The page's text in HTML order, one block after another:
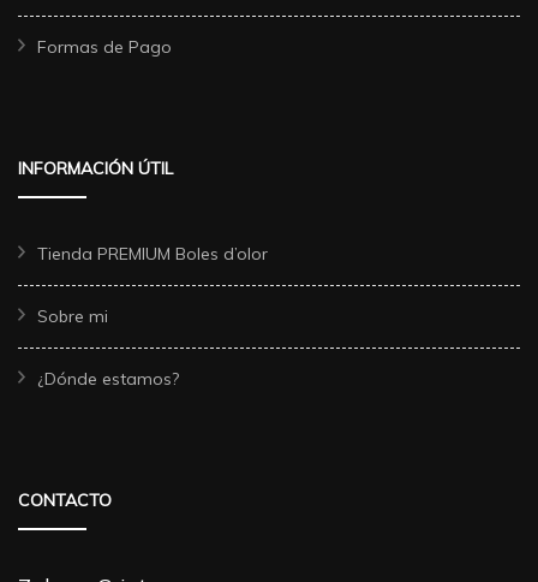
Formas de Pago
INFORMACIÓN ÚTIL
Tienda PREMIUM Boles d’olor
Sobre mi
¿Dónde estamos?
CONTACTO